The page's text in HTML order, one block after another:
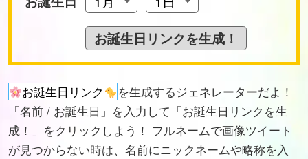
お誕生日リンク
を生成するジェネレーターだよ！
「名前 / お誕生日」を入力して「お誕生日リンクを生
成！」をクリックしよう！ フルネームで画像ツイート
が見つからない時は、名前にニックネームや略称を入